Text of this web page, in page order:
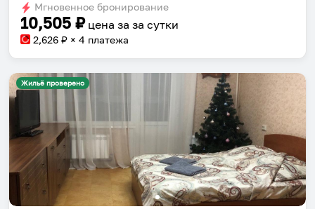
Мгновенное бронирование
10,505 ₽ цена за за сутки
2,626 ₽ × 4 платежа
Жильё проверено